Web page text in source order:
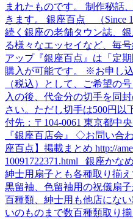
まれたものです。 制作秘話
きます。 銀座百点 （Since
続く銀座の老舗タウン誌、
る様々なエッセイなど、毎
アップ『銀座百点』は「定
購入が可能です。 ※お申し
（税込）として、ご希望の
入の後、代金分の切手を同
さい。ただし切手は500円
付先：〒104-0061 東京都中
『銀座百店会』 ◇お問い合
座百点】掲載まとめ http://
10091722371.html 銀座かな
紳士用扇子とも各種取り揃
黒留袖、色留袖用の祝儀扇
百種類、紳士用も他店にな
いのものまで数百種類取り